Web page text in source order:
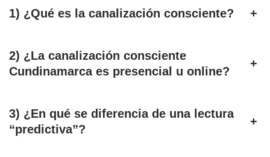
1) ¿Qué es la canalización consciente? +
2) ¿La canalización consciente
Cundinamarca es presencial u online?
+
3) ¿En qué se diferencia de una lectura
“predictiva”?
+